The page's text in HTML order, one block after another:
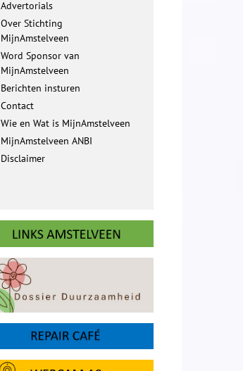
Advertorials
Over Stichting
MijnAmstelveen
Word Sponsor van
MijnAmstelveen
Berichten insturen
Contact
Wie en Wat is MijnAmstelveen
MijnAmstelveen ANBI
Disclaimer